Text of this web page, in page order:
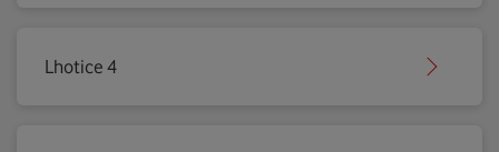
Lhotice 4